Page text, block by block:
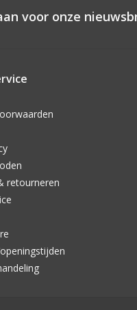
voor onze
retourneren